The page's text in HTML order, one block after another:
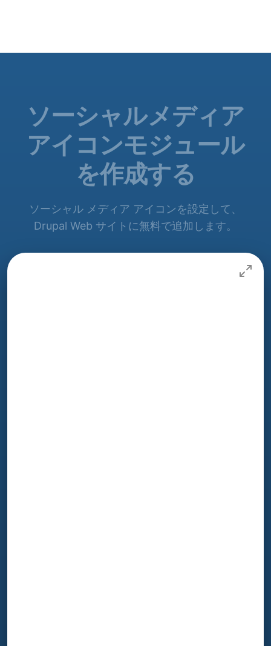
ソーシャルメディア
アイコンモジュール
を作成する
ソーシャル メディア アイコンを設定して、
Drupal Web サイトに無料で追加します。